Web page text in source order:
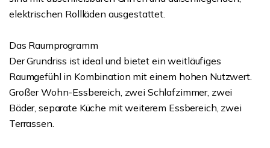
elektrischen Rollläden ausgestattet.
Das Raumprogramm
Der Grundriss ist ideal und bietet ein weitläufiges
Raumgefühl in Kombination mit einem hohen Nutzwert.
Großer Wohn-Essbereich, zwei Schlafzimmer, zwei
Bäder, separate Küche mit weiterem Essbereich, zwei
Terrassen.